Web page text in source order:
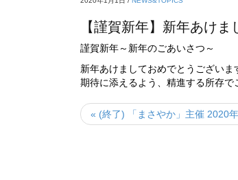
【謹賀新年】新年あけ
謹賀新年～新年のごあいさつ～
新年あけましておめでとうござい
期待に添えるよう、精進する所存で
« (終了) 「まさやか」主催 2020